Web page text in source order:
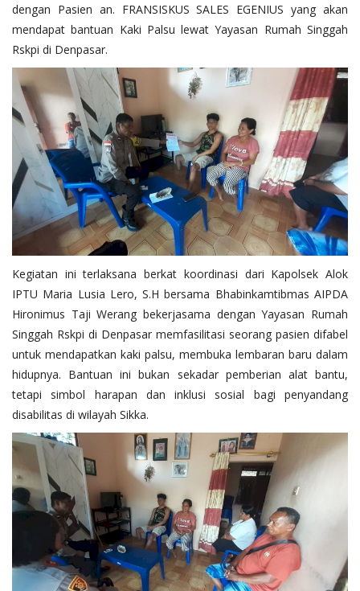
dengan Pasien an. FRANSISKUS SALES EGENIUS yang akan
mendapat bantuan Kaki Palsu lewat Yayasan Rumah Singgah
Rskpi di Denpasar.
Kegiatan ini terlaksana berkat koordinasi dari Kapolsek Alok
IPTU Maria Lusia Lero, S.H bersama Bhabinkamtibmas AIPDA
Hironimus Taji Werang bekerjasama dengan Yayasan Rumah
Singgah Rskpi di Denpasar memfasilitasi seorang pasien difabel
untuk mendapatkan kaki palsu, membuka lembaran baru dalam
hidupnya. Bantuan ini bukan sekadar pemberian alat bantu,
tetapi simbol harapan dan inklusi sosial bagi penyandang
disabilitas di wilayah Sikka.